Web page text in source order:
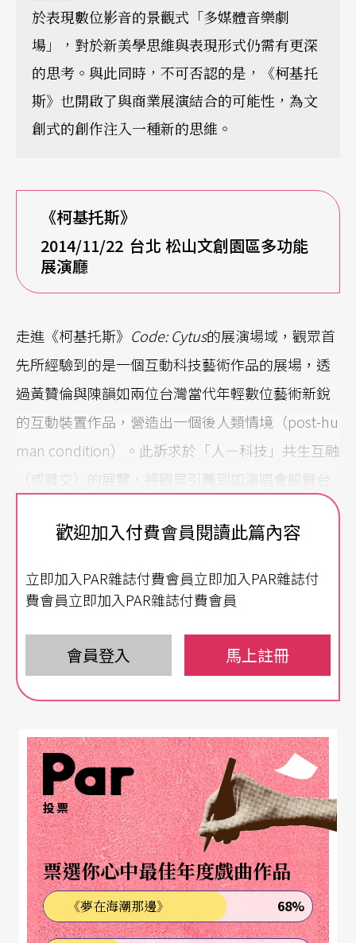
於表現數位影音的景觀式「多媒體音樂劇
場」，對於新美學思維與表現形式仍需有更深
的思考。與此同時，不可否認的是，《柯基托
斯》也開啟了與商業展演結合的可能性，為文
創式的創作注入一種新的思維。
《柯基托斯》
2014/11/22 台北 松山文創園區多功能
展演廳
走進《柯基托斯》 Code: Cytus的展演場域，觀眾首
先所經驗到的是一個互動科技藝術作品的展場，透
過黃贊倫與陳韻如兩位台灣當代年輕數位藝術新銳
的互動裝置作品，營造出一個後人類情境（post-hu
man condition）。此訴求於「人—科技」共生互融
（或雜交）的展覽，將觀眾引薦到如演唱會般舞台
設計的劇場空間。作為一齣將電玩遊戲元素融入多
媒體音樂劇場的實驗性作品，《柯基托斯》描繪著
行，促使機器人進一步開始讀取人類記憶與情緒之
出「走進劇場猶如走入電玩世界」的表現形式，透
過每個人手中的智慧型手機，親自參與舞台上的電
玩世界。而此一實驗性作品不僅將電玩音樂帶入到
劇場內，更提呈出當代「數位表演—科技劇場」所
思考的哲學性、美學性與科技性的議題。
闡述了人類與虛擬科技之間的雜交現象
第一、《柯基托斯》提呈出一個哲學性的議題：從
互動裝置展、走進劇場中詹嘉華的互動裝置，以及
劇情中所描繪的人類生存狀態，《柯基托斯》表意
歡迎加入付費會員閱讀此篇內容
立即加入PAR雜誌付費會員立即加入PAR雜誌付
費會員立即加入PAR雜誌付費會員
會員登入 馬上註冊
投票
票選你心中最佳年度戲曲作品
《夢在海潮那邊》 68%